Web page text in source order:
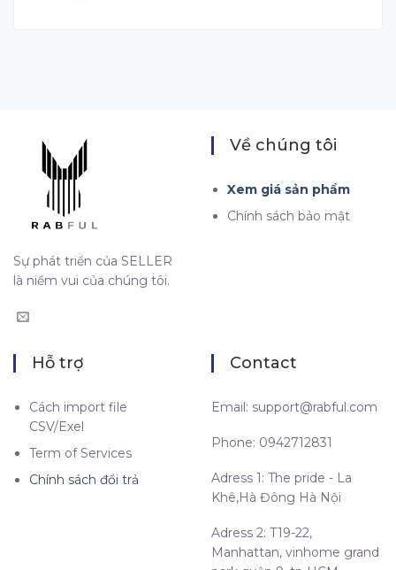
Sự phát triển của SELLER
là niềm vui của chúng tôi.
Về chúng tôi
Xem giá sản phẩm
Chính sách bảo mật
Hỗ trợ
Cách import file
CSV/Exel
Term of Services
Chính sách đổi trả
Contact
Email: support@rabful.com
Phone: 0942712831
Adress 1: The pride - La
Khê,Hà Đông Hà Nội
Adress 2: T19-22,
Manhattan, vinhome grand